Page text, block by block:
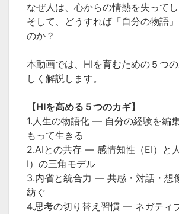
なぜ人は、心からの情熱を失って
そして、どうすれば「自分の物語
のか？
本動画では、HIを育むための５つ
しく解説します。
【HIを高める５つのカギ】
1.人生の物語化 ― 自分の経験を編
もって生きる
2.AIとの共存 ― 感情知性（EI）と
I）の三角モデル
3.内省と統合力 ― 共感・対話・想
紡ぐ
4.思考の切り替え習慣 ― ネガティ